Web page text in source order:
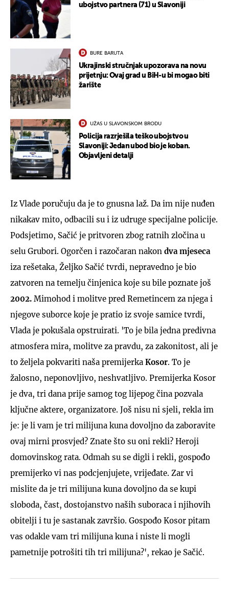
ubojstvo partnera (71) u Slavoniji
BURE BARUTA
Ukrajinski stručnjak upozorava na novu
prijetnju: Ovaj grad u BiH-u bi mogao biti
žarište
UŽAS U SLAVONSKOM BRODU
Policija razrješila teško ubojstvo u
Slavoniji: Jedan ubod bio je koban.
Objavljeni detalji
Iz Vlade poručuju da je to gnusna laž. Da im nije nuđen
nikakav mito, odbacili su i iz udruge specijalne policije.
Podsjetimo, Sačić je pritvoren zbog ratnih zločina u
selu Grubori. Ogorčen i razočaran nakon dva mjeseca
iza rešetaka, Željko Sačić tvrdi, nepravedno je bio
zatvoren na temelju činjenica koje su bile poznate još
2002. Mimohod i molitve pred Remetincem za njega i
njegove suborce koje je pratio iz svoje samice tvrdi,
Vlada je pokušala opstruirati. 'To je bila jedna predivna
atmosfera mira, molitve za pravdu, za zakonitost, ali je
to željela pokvariti naša premijerka Kosor. To je
žalosno, neponovljivo, neshvatljivo. Premijerka Kosor
je dva, tri dana prije samog tog lijepog čina pozvala
ključne aktere, organizatore. Još nisu ni sjeli, rekla im
je: je li vam je tri milijuna kuna dovoljno da zaboravite
ovaj mirni prosvjed? Znate što su oni rekli? Heroji
domovinskog rata. Odmah su se digli i rekli, gospođo
premijerko vi nas podcjenjujete, vrijeđate. Zar vi
mislite da je tri milijuna kuna dovoljno da se kupi
sloboda, čast, dostojanstvo naših suboraca i njihovih
obitelji i tu je sastanak završio. Gospođo Kosor pitam
vas odakle vam tri milijuna kuna i niste li mogli
pametnije potrošiti tih tri milijuna?', rekao je Sačić.